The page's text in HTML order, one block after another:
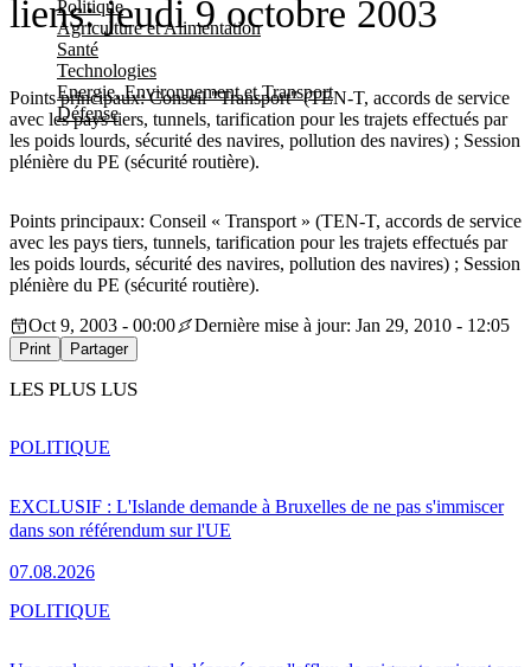
Politique
Agriculture et Alimentation
Santé
Technologies
Energie, Environnement et Transport
Défense
liens: jeudi 9 octobre 2003
Points principaux: Conseil "Transport" (TEN-T, accords de service
avec les pays tiers, tunnels, tarification pour les trajets effectués par
les poids lourds, sécurité des navires, pollution des navires) ; Session
plénière du PE (sécurité routière).
Points principaux: Conseil « Transport » (TEN-T, accords de service
avec les pays tiers, tunnels, tarification pour les trajets effectués par
les poids lourds, sécurité des navires, pollution des navires) ; Session
plénière du PE (sécurité routière).
Oct 9, 2003 - 00:00
Dernière mise à jour: Jan 29, 2010 - 12:05
Print Partager
LES PLUS LUS
EXCLUSIF : L'Islande demande à Bruxelles de ne pas s'immiscer
dans son référendum sur l'UE
07.08.2026
POLITIQUE
POLITIQUE